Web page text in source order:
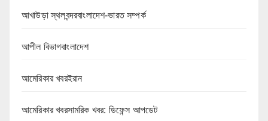
আখাউড়া স্থলবন্দরবাংলাদেশ-ভারত সম্পর্ক
আপীল বিভাগবাংলাদেশ
আমেরিকার খবরইরান
আমেরিকার খবরসামরিক খবর: ডিফেন্স আপডেট